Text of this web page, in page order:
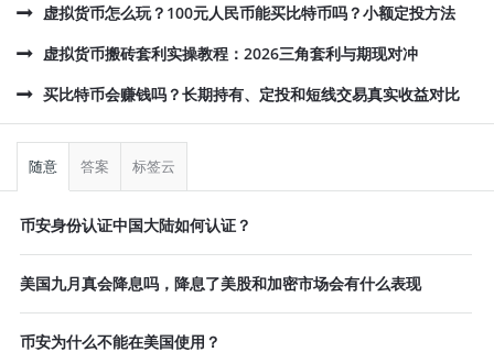
虚拟货币怎么玩？100元人民币能买比特币吗？小额定投方法
虚拟货币搬砖套利实操教程：2026三角套利与期现对冲
买比特币会赚钱吗？长期持有、定投和短线交易真实收益对比
侧
随意 答案 标签云
币安身份认证中国大陆如何认证？
美国九月真会降息吗，降息了美股和加密市场会有什么表现
币安为什么不能在美国使用？